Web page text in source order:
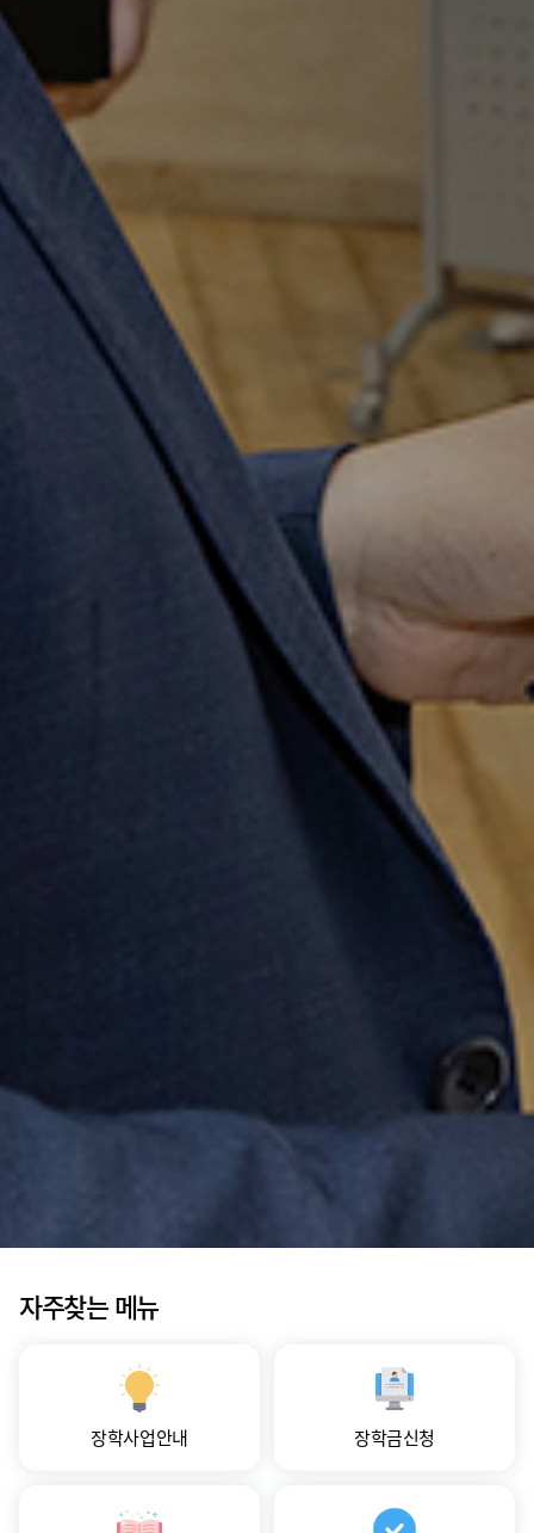
자주찾는 메뉴
장학사업안내 장학금신청